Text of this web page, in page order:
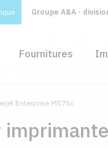
Groupe A&A -
Fournitures
Enterprise M575c